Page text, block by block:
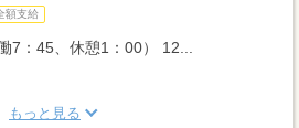
額支給
7：45、休憩1：00） 12...
もっと見る